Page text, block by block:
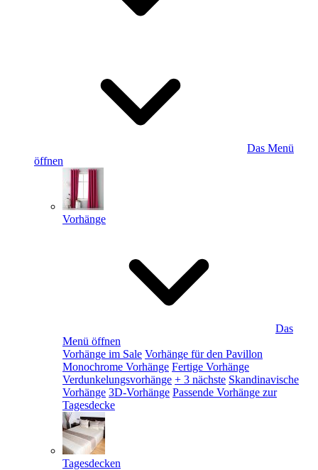
Das Menü
öffnen
Vorhänge
Das
Menü öffnen
Vorhänge im Sale Vorhänge für den Pavillon
Monochrome Vorhänge Fertige Vorhänge
Verdunkelungsvorhänge + 3 nächste Skandinavische
Vorhänge 3D-Vorhänge Passende Vorhänge zur
Tagesdecke
Tagesdecken